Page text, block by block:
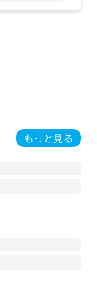
もっと見る